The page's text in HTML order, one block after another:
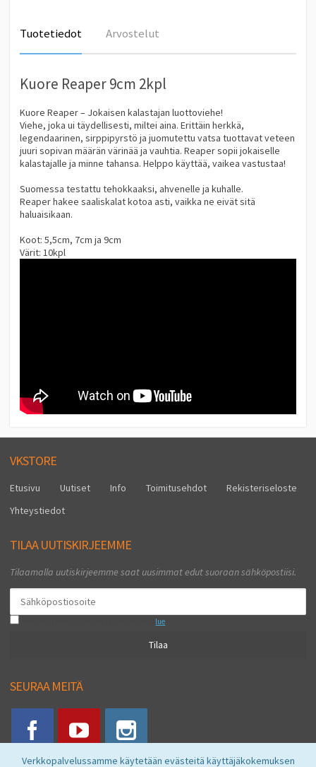
Verkkopalvelussamme käytetään evästeitä käyttäjäkokemuksen
Tuotetiedot Arvostelut
Kuore Reaper 9cm 2kpl
Kuore Reaper – Jokaisen kalastajan luottoviehe!
Viehe, joka ui täydellisesti, miltei aina. Erittäin herkkä,
legendaarinen, sirppipyrstö ja juomutettu vatsa tuottavat veteen
juuri sopivan määrän värinää ja vauhtia. Reaper sopii jokaiselle
kalastajalle ja minne tahansa. Helppo käyttää, vaikea vastustaa!
Suomessa testattu tehokkaaksi, ahvenelle ja kuhalle.
Reaper hakee saaliskalat kotoa asti, vaikka ne eivät sitä
haluaisikaan.
Koot: 5,5cm, 7cm ja 9cm
Värit: 10kpl
VKSTORE
Etusivu Uutiset Info Toimitusehdot
Rekisteriseloste
Yhteystiedot
TILAA UUTISKIRJEEMME
Tilaamalla uutiskirjeemme saat uusimmat edut suoraan sähköpostiisi.
lue
Tilaa
SEURAA MEITÄ